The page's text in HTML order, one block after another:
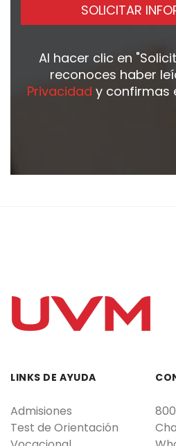
SOLICITAR
Al hacer clic en
reconoces haber
Privacidad y confirmas
LINKS DE AYUDA
Admisiones
Test de Orientación